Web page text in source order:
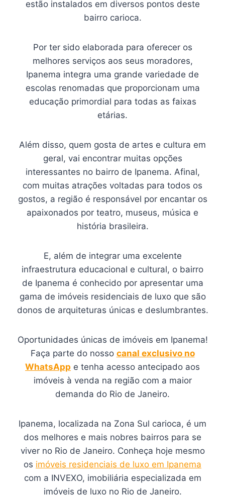
estão instalados em diversos pontos deste
bairro carioca.
Por ter sido elaborada para oferecer os
melhores serviços aos seus moradores,
Ipanema integra uma grande variedade de
escolas renomadas que proporcionam uma
educação primordial para todas as faixas
etárias.
Além disso, quem gosta de artes e cultura em
geral, vai encontrar muitas opções
interessantes no bairro de Ipanema. Afinal,
com muitas atrações voltadas para todos os
gostos, a região é responsável por encantar os
apaixonados por teatro, museus, música e
história brasileira.
E, além de integrar uma excelente
infraestrutura educacional e cultural, o bairro
de Ipanema é conhecido por apresentar uma
gama de imóveis residenciais de luxo que são
donos de arquiteturas únicas e deslumbrantes.
Oportunidades únicas de imóveis em Ipanema!
Faça parte do nosso canal exclusivo no
WhatsApp e tenha acesso antecipado aos
imóveis à venda na região com a maior
demanda do Rio de Janeiro.
Ipanema, localizada na Zona Sul carioca, é um
dos melhores e mais nobres bairros para se
viver no Rio de Janeiro. Conheça hoje mesmo
os imóveis residenciais de luxo em Ipanema
com a INVEXO, imobiliária especializada em
imóveis de luxo no Rio de Janeiro.